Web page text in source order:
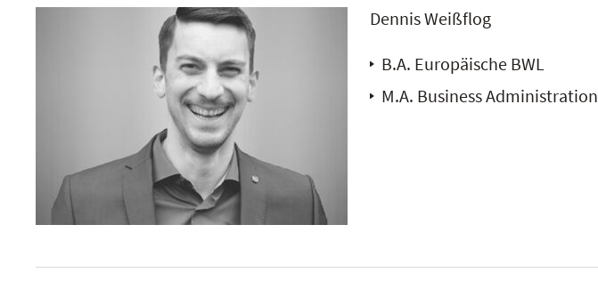
Dennis Weißflog
B.A. Europäische BWL
M.A. Business Administration